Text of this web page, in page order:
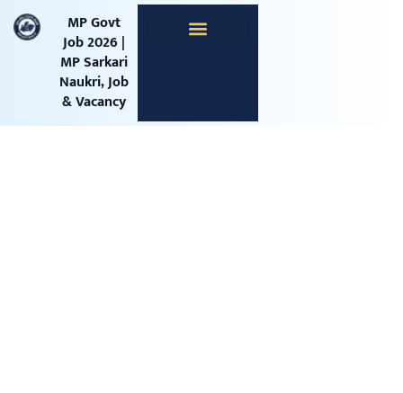
content
MP Govt
Job 2026 |
MP Sarkari
Naukri, Job
& Vacancy